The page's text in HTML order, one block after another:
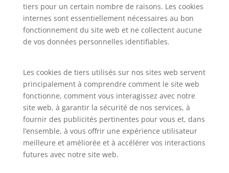
tiers pour un certain nombre de raisons. Les cookies
internes sont essentiellement nécessaires au bon
fonctionnement du site web et ne collectent aucune
de vos données personnelles identifiables.
Les cookies de tiers utilisés sur nos sites web servent
principalement à comprendre comment le site web
fonctionne, comment vous interagissez avec notre
site web, à garantir la sécurité de nos services, à
fournir des publicités pertinentes pour vous et, dans
l’ensemble, à vous offrir une expérience utilisateur
meilleure et améliorée et à accélérer vos interactions
futures avec notre site web.